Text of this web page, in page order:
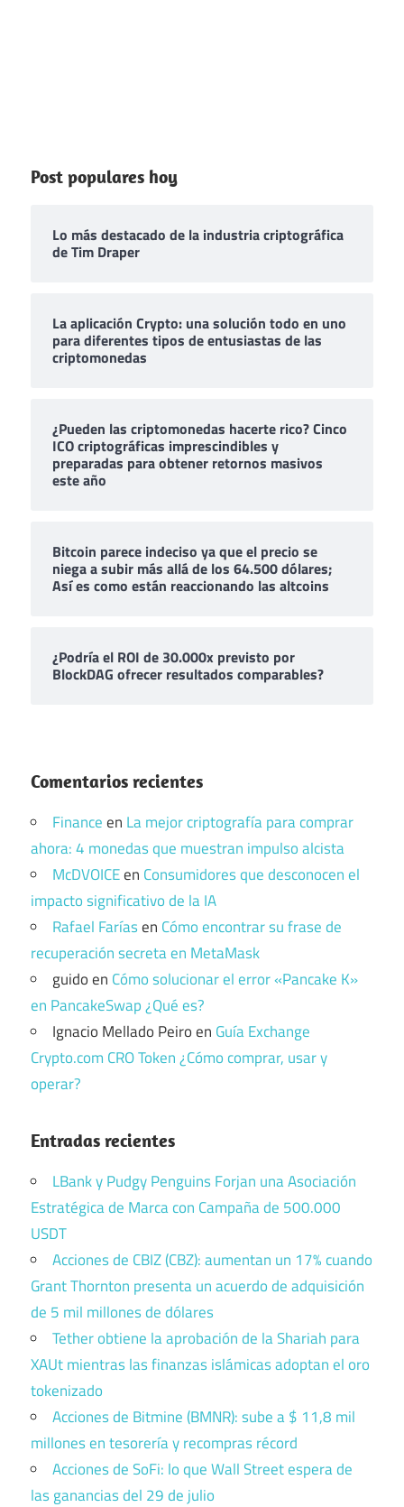
Post populares hoy
Lo más destacado de la industria criptográfica
de Tim Draper
La aplicación Crypto: una solución todo en uno
para diferentes tipos de entusiastas de las
criptomonedas
¿Pueden las criptomonedas hacerte rico? Cinco
ICO criptográficas imprescindibles y
preparadas para obtener retornos masivos
este año
Bitcoin parece indeciso ya que el precio se
niega a subir más allá de los 64.500 dólares;
Así es como están reaccionando las altcoins
¿Podría el ROI de 30.000x previsto por
BlockDAG ofrecer resultados comparables?
Comentarios recientes
Financeen La mejor criptografía para comprar
ahora: 4 monedas que muestran impulso alcista
McDVOICEen Consumidores que desconocen el
impacto significativo de la IA
Rafael Faríasen Cómo encontrar su frase de
recuperación secreta en MetaMask
guidoen Cómo solucionar el error «Pancake K»
en PancakeSwap ¿Qué es?
Ignacio Mellado Peiroen Guía Exchange
Crypto.com CRO Token ¿Cómo comprar, usar y
operar?
Entradas recientes
LBank y Pudgy Penguins Forjan una Asociación
Estratégica de Marca con Campaña de 500.000
USDT
Acciones de CBIZ (CBZ): aumentan un 17% cuando
Grant Thornton presenta un acuerdo de adquisición
de 5 mil millones de dólares
Tether obtiene la aprobación de la Shariah para
XAUt mientras las finanzas islámicas adoptan el oro
tokenizado
Acciones de Bitmine (BMNR): sube a $ 11,8 mil
millones en tesorería y recompras récord
Acciones de SoFi: lo que Wall Street espera de
las ganancias del 29 de julio